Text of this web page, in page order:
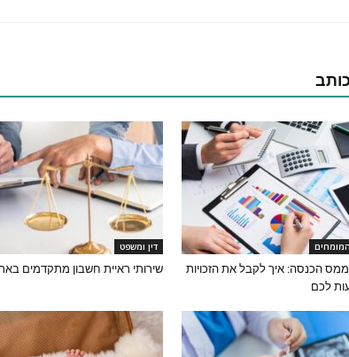
הכנסה: איך לקבל את הזכויות
לכם
דין ומשפט
שירותי ראיית חשבון מתקדמים